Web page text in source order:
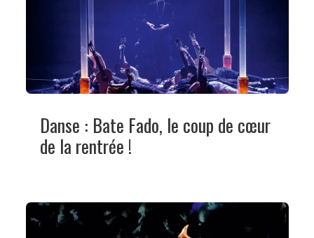
Danse : Bate Fado, le coup de cœur
de la rentrée !